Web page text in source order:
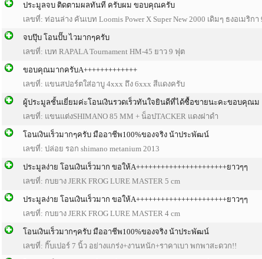
ประมูลจบ ติดตามผลทันที ครับผม ขอบคุณครับ
เลขที่: ท่อนล่าง คันเบท Loomis Power X Super New 2000 เดิมๆ ธงอเมริกา
จบปุ๊บ โอนปั๊บ ไวมากๆครับ
เลขที่: เบท RAPALA Tournament HM-45 ยาว 9 ฟุต
ขอบคุณมากครับA+++++++++++++
เลขที่: แขนสปอร์ตใส่อาบู 4xxx ถึง 6xxx สีแดงครับ
ผู้ประมูลชั้นเยี่ยมค่ะโอนเงินรวดเร็วทันใจยินดีที่ได้ซื้อขายนะคะขอบคุณม
เลขที่: แขนแต่งSHIMANO 85 MM + น็อปTACKER แดงฝาดำ
โอนเงินเร็วมากๆครับ มืออาชีพ100%ของจริง น้าประพัฒน์
เลขที่: ปล่อย รอก shimano metanium 2013
ประมูลง่าย โอนเงินเร็วมาก ขอให้A++++++++++++++++++++++ยาวๆๆ
เลขที่: กบยาง JERK FROG LURE MASTER 5 cm
ประมูลง่าย โอนเงินเร็วมาก ขอให้A++++++++++++++++++++++ยาวๆๆ
เลขที่: กบยาง JERK FROG LURE MASTER 4 cm
โอนเงินเร็วมากๆครับ มืออาชีพ100%ของจริง น้าประพัฒน์
เลขที่: กิ๊บเปอร์ 7 นิ้ว อย่างแกร่ง+งานหนัก+ราคาเบา พกพาสะดวก!!